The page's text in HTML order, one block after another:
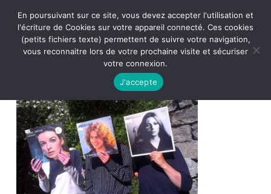
En poursuivant sur ce site, vous devez accepter l'utilisation et
l'écriture de Cookies sur votre appareil connecté. Ces cookies
(petits fichiers texte) permettent de suivre votre navigation,
vous reconnaitre lors de votre prochaine visite et sécuriser
votre connexion.
J'accepte